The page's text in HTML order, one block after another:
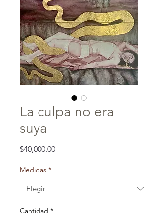
La culpa no era
suya
$40,000.00Precio
Medidas *
Cantidad *